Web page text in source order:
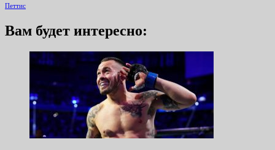
Петтис
Вам будет интересно: